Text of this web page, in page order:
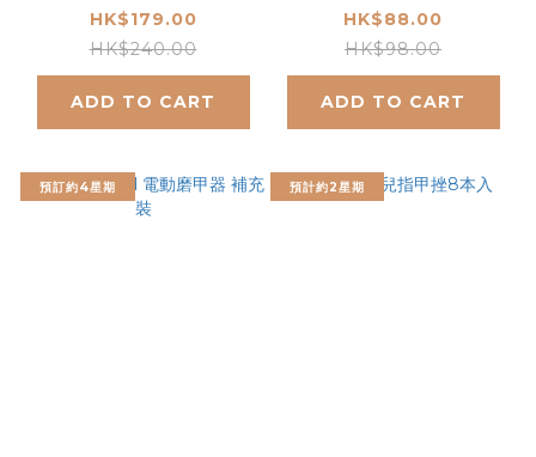
HK$179.00
HK$240.00
ADD TO CART
HK$88.00
HK$98.00
ADD TO CART
預訂約4星期 預計約2星期